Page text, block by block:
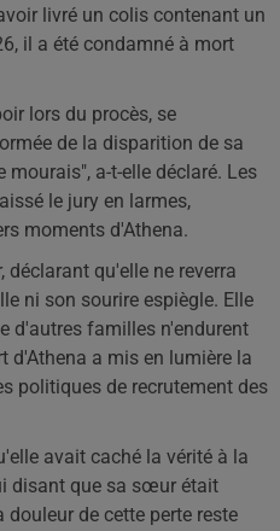
livré un colis contenant un
il a été condamné à mort
lors du procès, se
de la disparition de sa
a-t-elle déclaré. Les
le jury en larmes,
moments d'Athena.
déclarant qu'elle ne reverra
ni son sourire espiègle. Elle
d'autres familles n'endurent
d'Athena a mis en lumière la
politiques de recrutement des
avait caché la vérité à la
disant que sa sœur était
de cette perte reste